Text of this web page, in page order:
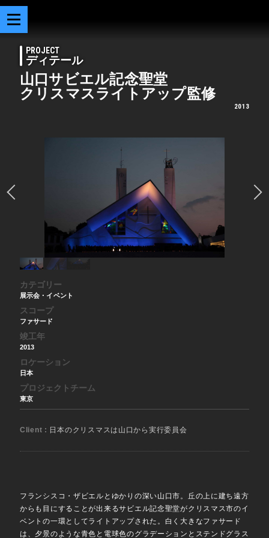
PROJECT
ディテール
山口サビエル記念聖堂
クリスマスライトアップ監修
2013
カテゴリー
展示会・イベント
スコープ
ファサード
竣工年
2013
ロケーション
日本
プロジェクトチーム
東京
Client : 日本のクリスマスは山口から実行委員会
フランシスコ・ザビエルとゆかりの深い山口市。丘の上に建ち遠方
からも目にすることが出来るサビエル記念聖堂がクリスマス市のイ
ベントの一環としてライトアップされた。白く大きなファサード
は、夕景のような青色と電球色のグラデーションとステンドグラス